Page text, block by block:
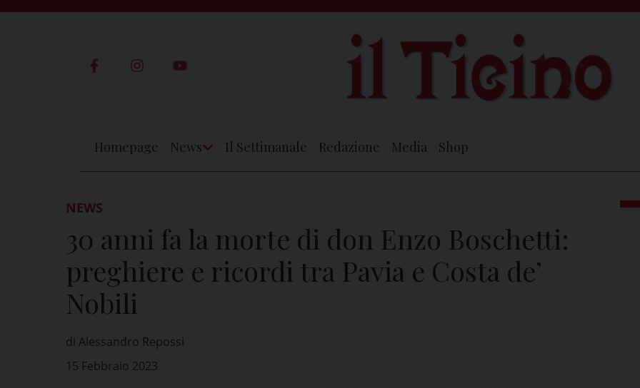
Homepage News Il Settimanale Redazione Media Shop
NEWS
30 anni fa la morte di don Enzo Boschetti:
preghiere e ricordi tra Pavia e Costa de’
Nobili
di Alessandro Repossi
15 Febbraio 2023